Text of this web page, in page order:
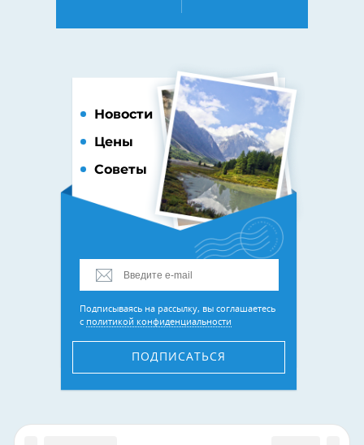
Новости
Цены
Советы
Подписываясь на рассылку, вы соглашаетесь
с политикой конфиденциальности
ПОДПИСАТЬСЯ